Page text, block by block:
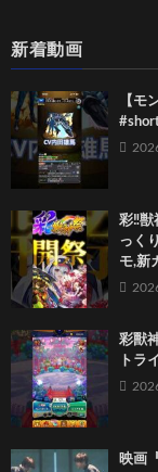
新着動画
【モ
彩‼獣
っく
モ,新
彩獸
トラ
映画